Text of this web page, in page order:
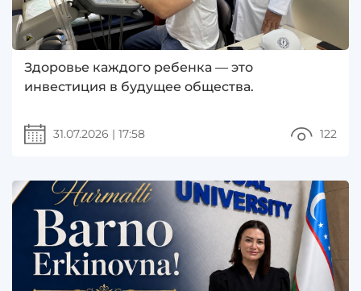
Здоровье каждого ребенка — это
инвестиция в будущее общества.
31.07.2026 | 17:58 122